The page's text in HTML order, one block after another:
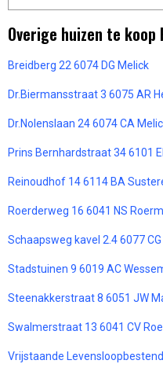
Overige huizen te koop
Breidberg 22 6074 DG Melick
Dr.Biermansstraat 3 6075 AR
Dr.Nolenslaan 24 6074 CA
Prins Bernhardstraat 34 6101
Reinoudhof 14 6114 BA
Roerderweg 16 6041 NS
Schaapsweg kavel 2.4 6077
Stadstuinen 9 6019 AC
Steenakkerstraat 8 6051 JW
Swalmerstraat 13 6041 CV
Vrijstaande